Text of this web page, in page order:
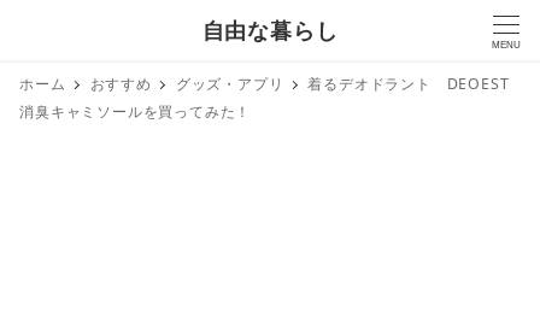
自由な暮らし
MENU
ホーム おすすめ グッズ・アプリ
着るデオドラント DEOEST
消臭キャミソールを買ってみた！